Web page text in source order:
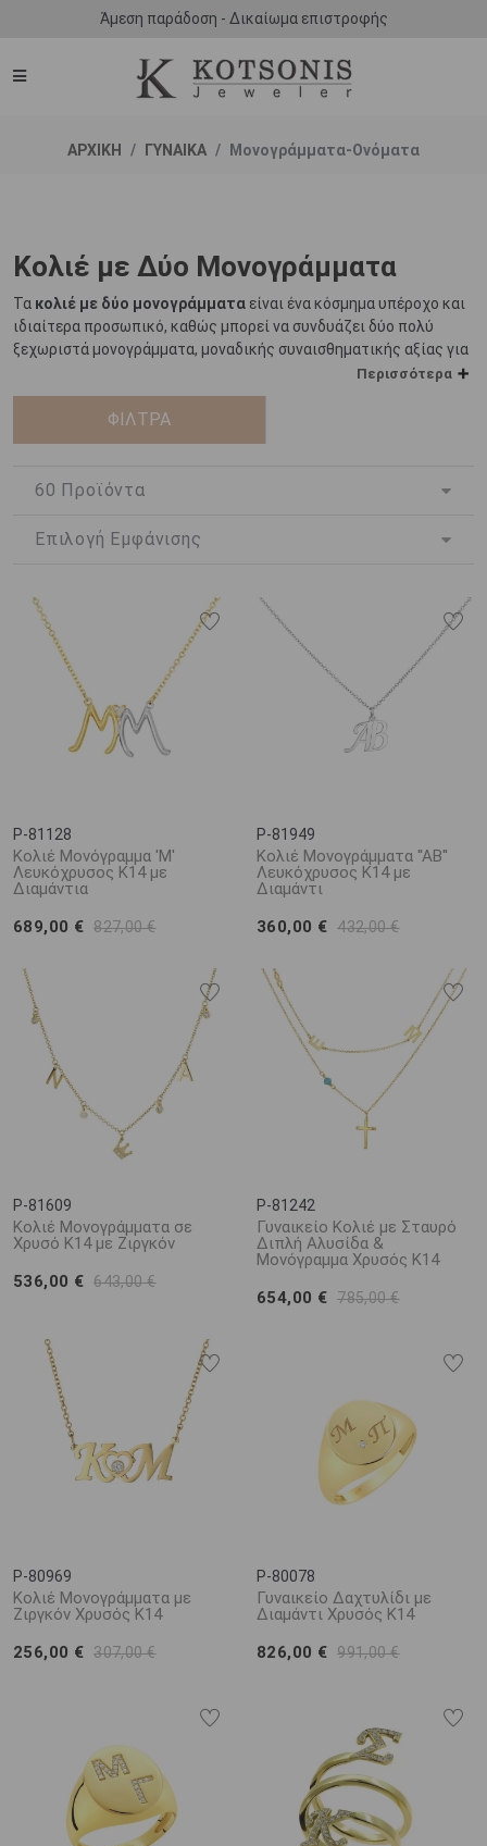
Άμεση παράδοση - Δικαίωμα επιστροφής
ΑΡΧΙΚΗ ΓΥΝΑΙΚΑ Μονογράμματα-Ονόματα
Κολιέ με Δύο Μονογράμματα
Τα κολιέ με δύο μονογράμματα είναι ένα κόσμημα υπέροχο και
ιδιαίτερα προσωπικό, καθώς μπορεί να συνδυάζει δύο πολύ
ξεχωριστά μονογράμματα, μοναδικής συναισθηματικής αξίας για
κολιέ με μονογράμματα
επιλογή που διαχρονικά βρίσκεται στις πρώτες θέσεις των
στολίδι κάτι που θα απευθύνεται αποκλειστικά και μόνο σε
αποτελούν μια πιο διευρυμένη εκδοχή του συγκεκριμένου
κοσμήματος, καθώς με αυτό τον τρόπο αποτυπώνουν ένα
Στην απλή μεταλλική μορφή τους ή στολισμένα με διαμάντια και
ζιργκόν, τα
κολιέ με δύο μονογράμματαδιατίθενται σε μια
πλούσια γκάμα επιλογών τόσο σχεδιαστικά όσο και αισθητικά. Το
μέγεθος, το μοτίβο και τα σύμβολα που μπορεί να συνοδεύουν τα
μονογράμματα έγκειται στις προτιμήσεις του εκάστοτε κατόχου,
ενώ ως μοναδικά προσωπικά κοσμήματα, τα
κολιέ με δύο
αποτελούν μία εξαιρετική ιδέα εξατομικευμένου
Περισσότερα
ΦΙΛΤΡΑ
P-81128
Κολιέ Μονόγραμμα 'Μ'
Λευκόχρυσος Κ14 με
Διαμάντια
689,00 € 827,00 €
P-81949
Κολιέ Μονογράμματα ''ΑΒ''
Λευκόχρυσος Κ14 με
Διαμάντι
360,00 € 432,00 €
P-81609
Κολιέ Μονογράμματα σε
Χρυσό K14 με Ζιργκόν
536,00 € 643,00 €
P-81242
Γυναικείο Κολιέ με Σταυρό
Διπλή Αλυσίδα &
Μονόγραμμα Χρυσός Κ14
654,00 € 785,00 €
P-80969
Κολιέ Μονογράμματα με
Ζιργκόν Χρυσός K14
256,00 € 307,00 €
P-80078
Γυναικείο Δαχτυλίδι με
Διαμάντι Χρυσός K14
826,00 € 991,00 €